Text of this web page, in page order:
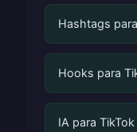
Hashtags
Hooks para
IA para